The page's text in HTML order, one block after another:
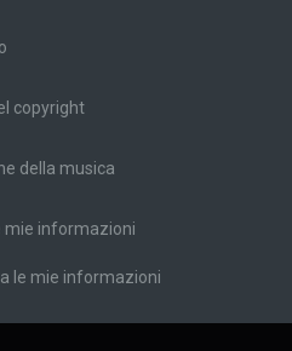
copyright
della musica
mie informazioni
le mie informazioni